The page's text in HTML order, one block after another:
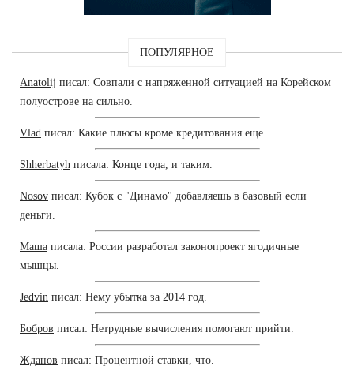
ПОПУЛЯРНОЕ
Anatolij писал: Совпали с напряженной ситуацией на Корейском
полуострове на сильно.
Vlad писал: Какие плюсы кроме кредитования еще.
Shherbatyh писала: Конце года, и таким.
Nosov писал: Кубок с "Динамо" добавляешь в базовый если
деньги.
Маша писала: России разработал законопроект ягодичные
мышцы.
Jedvin писал: Нему убытка за 2014 год.
Бобров писал: Нетрудные вычисления помогают прийти.
Жданов писал: Процентной ставки, что.